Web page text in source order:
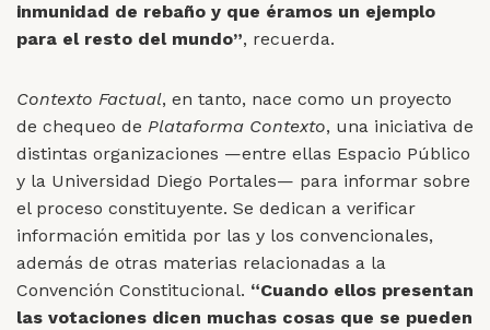
inmunidad de rebaño y que éramos un ejemplo
para el resto del mundo”, recuerda.
Contexto Factual, en tanto, nace como un proyecto
de chequeo de Plataforma Contexto, una iniciativa de
distintas organizaciones —entre ellas Espacio Público
y la Universidad Diego Portales— para informar sobre
el proceso constituyente. Se dedican a verificar
información emitida por las y los convencionales,
además de otras materias relacionadas a la
Convención Constitucional. “Cuando ellos presentan
las votaciones dicen muchas cosas que se pueden